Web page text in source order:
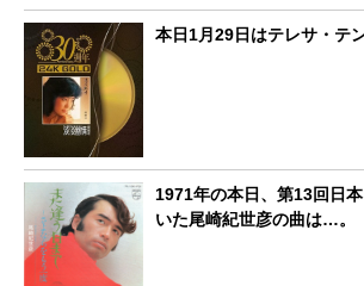
本日1月29日はテレサ・テ
1971年の本日、第13回日
いた尾崎紀世彦の曲は…。